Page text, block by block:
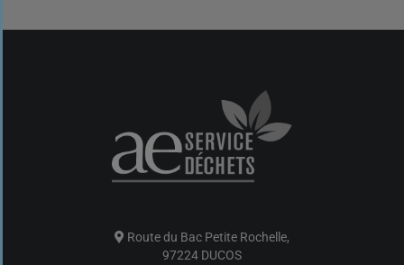
Route du Bac Petite Rochelle,
97224 DUCOS